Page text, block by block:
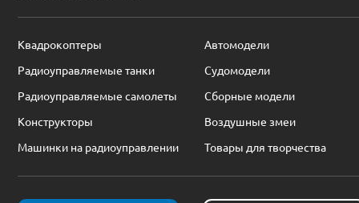
Квадрокоптеры
Автомодели
Радиоуправляемые танки
Судомодели
Радиоуправляемые самолеты
Сборные модели
Конструкторы
Воздушные змеи
Машинки на радиоуправлении
Товары для творчества